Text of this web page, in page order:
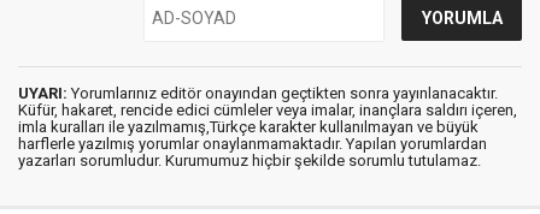
UYARI: Yorumlarınız editör onayından geçtikten sonra yayınlanacaktır.
Küfür, hakaret, rencide edici cümleler veya imalar, inançlara saldırı içeren,
imla kuralları ile yazılmamış,Türkçe karakter kullanılmayan ve büyük
harflerle yazılmış yorumlar onaylanmamaktadır. Yapılan yorumlardan
yazarları sorumludur. Kurumumuz hiçbir şekilde sorumlu tutulamaz.